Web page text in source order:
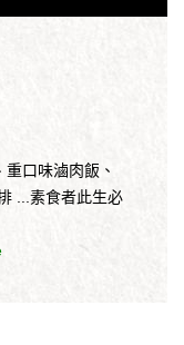
口味滷肉飯、
...素食者此生必